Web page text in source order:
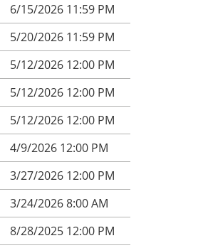
6/15/2026 11:59 PM
5/20/2026 11:59 PM
5/12/2026 12:00 PM
5/12/2026 12:00 PM
5/12/2026 12:00 PM
4/9/2026 12:00 PM
3/27/2026 12:00 PM
3/24/2026 8:00 AM
8/28/2025 12:00 PM